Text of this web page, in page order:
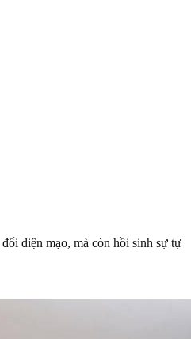
diện mạo, mà còn hồi sinh sự tự